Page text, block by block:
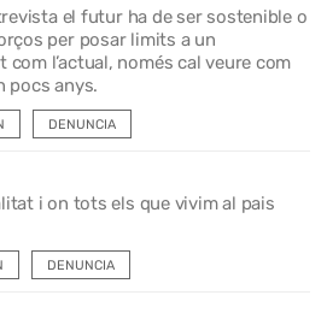
el futur ha de ser sostenible o
per posar limits a un
l’actual, només cal veure com
pocs anys.
DENUNCIA
i on tots els que vivim al pais
DENUNCIA